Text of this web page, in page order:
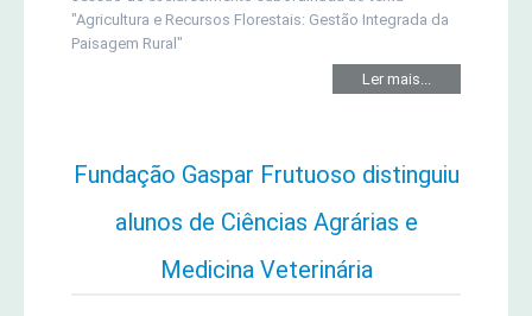
"Agricultura e Recursos Florestais: Gestão Integrada da
Paisagem Rural"
Ler mais...
Fundação Gaspar Frutuoso distinguiu
alunos de Ciências Agrárias e
Medicina Veterinária